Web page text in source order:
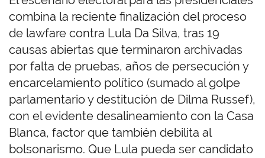
combina la reciente finalización del proceso
de lawfare contra Lula Da Silva, tras 19
causas abiertas que terminaron archivadas
por falta de pruebas, años de persecución y
encarcelamiento político (sumado al golpe
parlamentario y destitución de Dilma Russef),
con el evidente desalineamiento con la Casa
Blanca, factor que también debilita al
bolsonarismo. Que Lula pueda ser candidato